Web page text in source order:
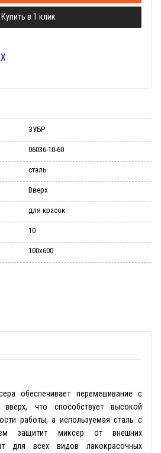
Купить в 1 клик
ЗУБР
06036-10-60
сталь
Вверх
для красок
10
100x600
обеспечивает перемешивание с
вверх, что способствует высокой
работы, а используемая сталь с
защитит миксер от внешних
для всех видов лакокрасочных